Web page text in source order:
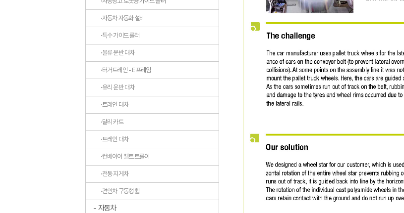
자동차 자동화 설비
특수 가이드 롤러
물류 운반 대차
터거트레인 - E 프레임
유리 운반 대차
트레인 대차
달리 카트
트레인 대차
컨베이어 벨트 트롤이
전동 지게차
견인차 구동형 휠
자동차